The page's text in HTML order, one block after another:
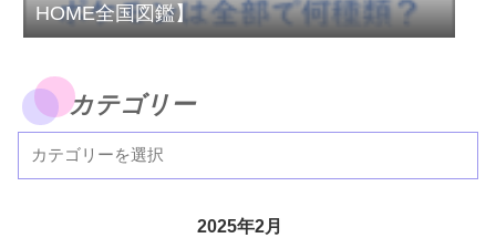
HOME全国図鑑】
カテゴリー
2025年2月